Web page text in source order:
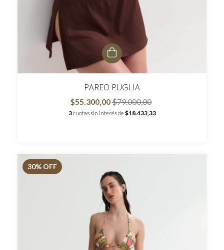
PAREO PUGLIA
$55.300,00$79.000,00
3cuotas sin interés de$18.433,33
30% OFF